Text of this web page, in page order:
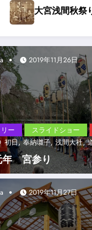
やし 夜噺
ー スライドショー
初日,奉納囃子,浅間大社,
年 宮参り
2019年11月26日
2019年11月27日